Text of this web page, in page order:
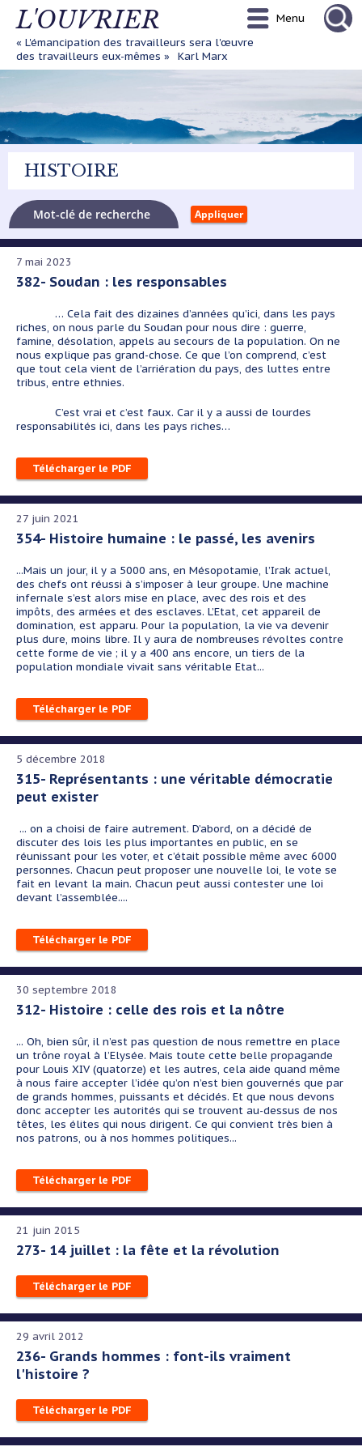
Aller
principal
L'OUVRIER
« L'émancipation des travailleurs sera l'œuvre
des travailleurs eux-mêmes »
Karl Marx
Menu
HISTOIRE
7 mai 2023
382- Soudan : les responsables
… Cela fait des dizaines d’années qu’ici, dans les pays
riches, on nous parle du Soudan pour nous dire : guerre,
famine, désolation, appels au secours de la population. On ne
nous explique pas grand-chose. Ce que l’on comprend, c’est
que tout cela vient de l’arriération du pays, des luttes entre
tribus, entre ethnies.
C’est vrai et c’est faux. Car il y a aussi de lourdes
responsabilités ici, dans les pays riches…
Télécharger le PDF
27 juin 2021
354- Histoire humaine : le passé, les avenirs
...Mais un jour, il y a 5000 ans, en Mésopotamie, l’Irak actuel,
des chefs ont réussi à s’imposer à leur groupe. Une machine
infernale s’est alors mise en place, avec des rois et des
impôts, des armées et des esclaves. L’Etat, cet appareil de
domination, est apparu. Pour la population, la vie va devenir
plus dure, moins libre. Il y aura de nombreuses révoltes contre
cette forme de vie ; il y a 400 ans encore, un tiers de la
population mondiale vivait sans véritable Etat...
Télécharger le PDF
5 décembre 2018
315- Représentants : une véritable démocratie
peut exister
... on a choisi de faire autrement. D’abord, on a décidé de
discuter des lois les plus importantes en public, en se
réunissant pour les voter, et c’était possible même avec 6000
personnes. Chacun peut proposer une nouvelle loi, le vote se
fait en levant la main. Chacun peut aussi contester une loi
devant l’assemblée....
Télécharger le PDF
30 septembre 2018
312- Histoire : celle des rois et la nôtre
... Oh, bien sûr, il n’est pas question de nous remettre en place
un trône royal à l’Elysée. Mais toute cette belle propagande
pour Louis XIV (quatorze) et les autres, cela aide quand même
à nous faire accepter l’idée qu’on n’est bien gouvernés que par
de grands hommes, puissants et décidés. Et que nous devons
donc accepter les autorités qui se trouvent au-dessus de nos
têtes, les élites qui nous dirigent. Ce qui convient très bien à
nos patrons, ou à nos hommes politiques...
Télécharger le PDF
21 juin 2015
273- 14 juillet : la fête et la révolution
Télécharger le PDF
29 avril 2012
236- Grands hommes : font-ils vraiment
l'histoire ?
Télécharger le PDF